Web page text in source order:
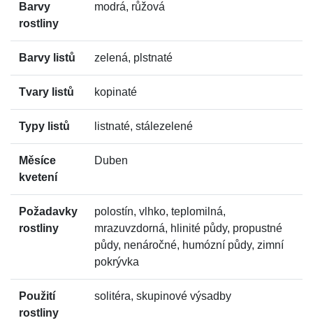
Barvy
rostliny
modrá, růžová
Barvy listů zelená, plstnaté
Tvary listů kopinaté
Typy listů listnaté, stálezelené
Měsíce
kvetení
Duben
Požadavky
rostliny
polostín, vlhko, teplomilná,
mrazuvzdorná, hlinité půdy, propustné
půdy, nenáročné, humózní půdy, zimní
pokrývka
Použití
rostliny
solitéra, skupinové výsadby